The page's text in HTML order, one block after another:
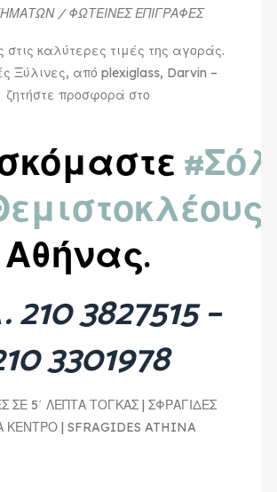
/ ΦΩΤΕΙΝΕΣ ΕΠΙΓΡΑΦΕΣ
στις καλύτερες τιμές της αγοράς.
Ξύλινες, από plexiglass, Darvin –
ζητήστε προσφορά στο
Αθήνας.
3827515 –
3301978
ΣΕ 5΄ ΛΕΠΤΑ ΤΟΓΚΑΣ | ΣΦΡΑΓΙΔΕΣ
| SFRAGIDES ATHINA